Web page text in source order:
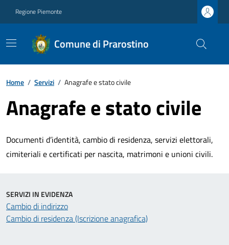
Regione Piemonte
Comune di Prarostino
Home / Servizi / Anagrafe e stato civile
Anagrafe e stato civile
Documenti d’identità, cambio di residenza, servizi elettorali,
cimiteriali e certificati per nascita, matrimoni e unioni civili.
SERVIZI IN EVIDENZA
Cambio di indirizzo
Cambio di residenza (Iscrizione anagrafica)